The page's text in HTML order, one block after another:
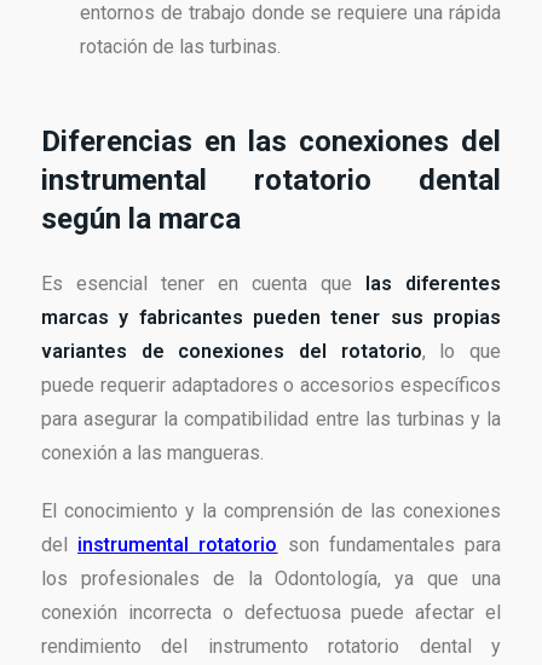
entornos de trabajo donde se requiere una rápida
rotación de las turbinas.
Diferencias en las conexiones del
instrumental rotatorio dental
según la marca
Es esencial tener en cuenta que
las diferentes
marcas y fabricantes pueden tener sus propias
variantes de conexiones del rotatorio, lo que
puede requerir adaptadores o accesorios específicos
para asegurar la compatibilidad entre las turbinas y la
conexión a las mangueras.
El conocimiento y la comprensión de las conexiones
del instrumental rotatorio son fundamentales para
los profesionales de la Odontología, ya que una
conexión incorrecta o defectuosa puede afectar el
rendimiento del instrumento rotatorio dental y